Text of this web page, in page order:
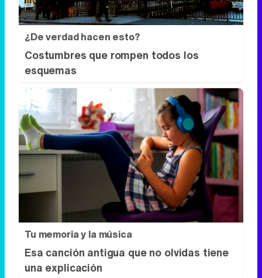
¿De verdad hacen esto?
Costumbres que rompen todos los
esquemas
Tu memoria y la música
Esa canción antigua que no olvidas tiene
una explicación